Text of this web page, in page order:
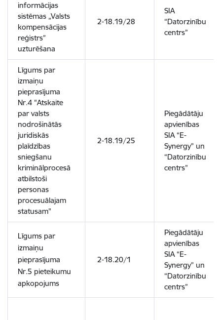
informācijas
sistēmas „Valsts
kompensācijas
reģistrs”
uzturēšana
2-18.19/28
SIA
“Datorzinību
centrs”
Līgums par
izmaiņu
pieprasījuma
Nr.4 "Atskaite
par valsts
nodrošinātās
juridiskās
plaīdzības
sniegšanu
kriminālprocesā
atbilstoši
personas
procesuālajam
statusam"
2-18.19/25
Piegādātāju
apvienības
SIA “E-
Synergy” un
“Datorzinību
centrs”
Līgums par
izmaiņu
pieprasījuma
Nr.5 pieteikumu
apkopojums
2-18.20/1
Piegādātāju
apvienības
SIA “E-
Synergy” un
“Datorzinību
centrs”